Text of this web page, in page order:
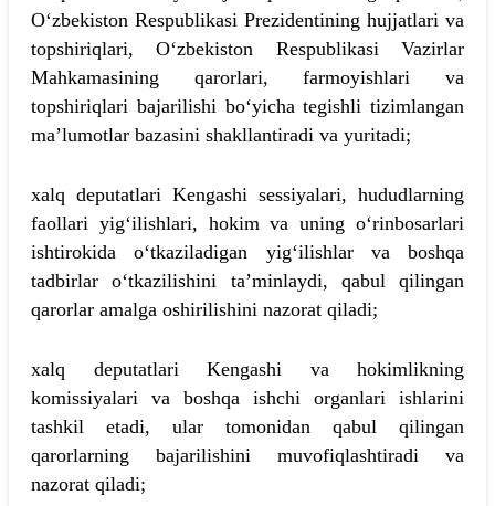
O‘zbekiston Respublikasi Prezidentining hujjatlari va
topshiriqlari, O‘zbekiston Respublikasi Vazirlar
Mahkamasining qarorlari, farmoyishlari va
topshiriqlari bajarilishi bo‘yicha tegishli tizimlangan
ma’lumotlar bazasini shakllantiradi va yuritadi;
xalq deputatlari Kengashi sessiyalari, hududlarning
faollari yig‘ilishlari, hokim va uning o‘rinbosarlari
ishtirokida o‘tkaziladigan yig‘ilishlar va boshqa
tadbirlar o‘tkazilishini ta’minlaydi, qabul qilingan
qarorlar amalga oshirilishini nazorat qiladi;
xalq deputatlari Kengashi va hokimlikning
komissiyalari va boshqa ishchi organlari ishlarini
tashkil etadi, ular tomonidan qabul qilingan
qarorlarning bajarilishini muvofiqlashtiradi va
nazorat qiladi;